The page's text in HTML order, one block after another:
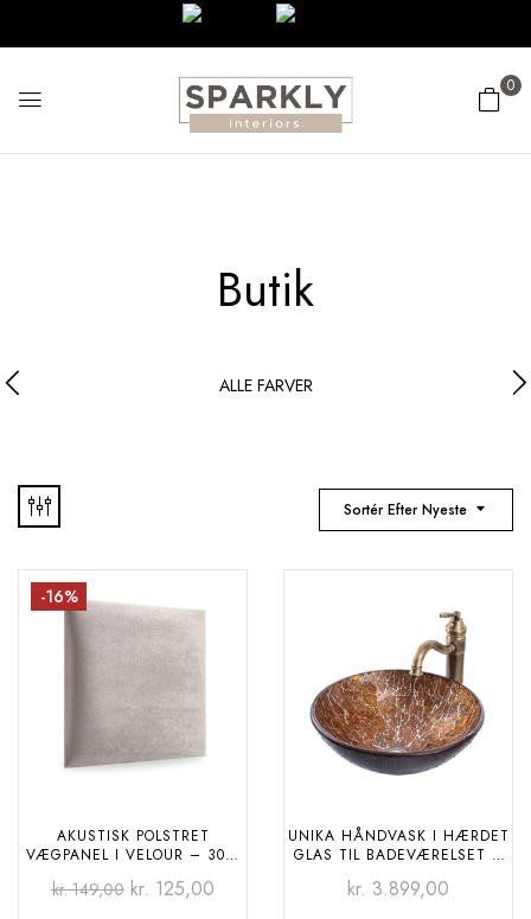
0
Butik
ALLE FARVER
Sortér Efter Nyeste
-16%
AKUSTISK POLSTRET
VÆGPANEL I VELOUR – 30 ×
kr.149,00 kr. 125,00
UNIKA HÅNDVASK I HÆRDET
GLAS TIL BADEVÆRELSET –
kr. 3.899,00